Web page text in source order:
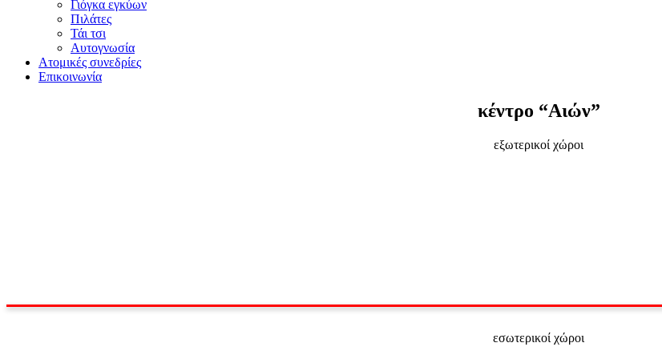
Γιόγκα εγκύων
Πιλάτες
Τάι τσι
Αυτογνωσία
Ατομικές συνεδρίες
Επικοινωνία
κέντρο “Αιών”
εξωτερικοί χώροι
εσωτερικοί χώροι